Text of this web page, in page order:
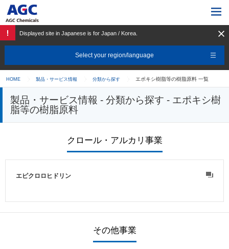
Displayed site in Japanese is for Japan / Korea.
Select your region/language
HOME 製品・サービス情報 分類から探す エポキシ樹脂等の樹脂原料 一覧
製品・サービス情報 - 分類から探す - エポキシ樹
脂等の樹脂原料
クロール・アルカリ事業
エピクロロヒドリン
その他事業